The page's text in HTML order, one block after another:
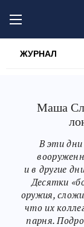
ЖУРНАЛ
Маша
В эти
и в другие
Десятки
оружия,
что их
парня.